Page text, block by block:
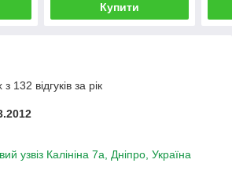
Купити
132 відгуків за рік
узвіз Калініна 7а, Дніпро, Україна